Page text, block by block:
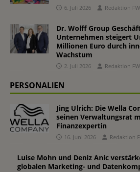
6. Juli 2026 Redaktion
Dr. Wolff Group
Unternehmen steigert
Millionen Euro durch
Wachstum
2. Juli 2026 Redaktion
PERSONALIEN
Jing Ulrich: Die Wella
seinen Verwaltungsrat
Finanzexpertin
16. Juni 2026 Redaktion
Luise Mohn und Deniz Anic
globalen Marketing- und